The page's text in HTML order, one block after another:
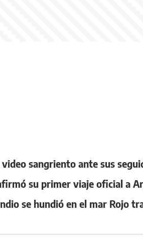
sangriento ante sus
su primer viaje oficial a
se hundió en el mar Rojo